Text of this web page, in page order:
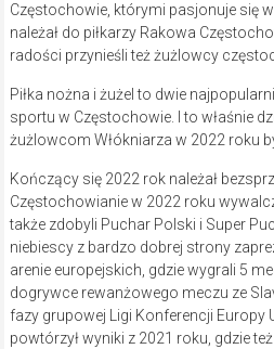
Częstochowie, którymi pasjonuje się
należał do piłkarzy Rakowa
radości przynieśli też żużlowcy
Piłka nożna i żużel to dwie
sportu w Częstochowie. I to właśnie
żużlowcom Włókniarza w 2022 roku
Kończący się 2022 rok należał
Częstochowianie w 2022 roku
także zdobyli Puchar Polski i Super
niebiescy z bardzo dobrej strony
arenie europejskich, gdzie wygrali 5
dogrywce rewanżowego meczu ze
fazy grupowej Ligi Konferencji Europy
powtórzył wyniki z 2021 roku, gdzie